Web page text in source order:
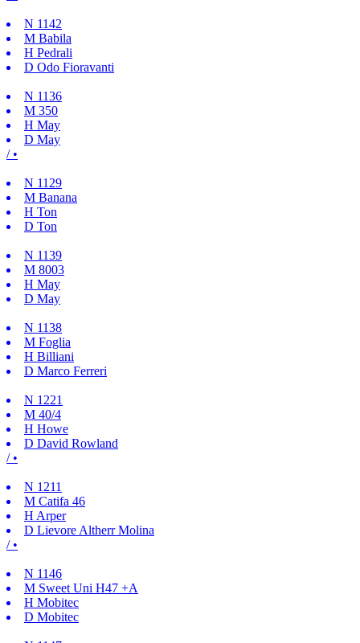
N 1142
M Babila
H Pedrali
D Odo Fioravanti
N 1136
M 350
H May
D May
/ •
N 1129
M Banana
H Ton
D Ton
N 1139
M 8003
H May
D May
N 1138
M Foglia
H Billiani
D Marco Ferreri
N 1221
M 40/4
H Howe
D David Rowland
/ •
N 1211
M Catifa 46
H Arper
D Lievore Altherr Molina
/ •
N 1146
M Sweet Uni H47 +A
H Mobitec
D Mobitec